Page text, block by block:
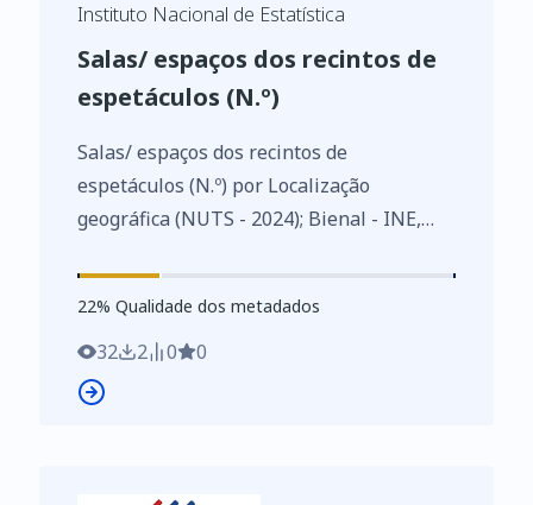
Instituto Nacional de Estatística
Salas/ espaços dos recintos de
espetáculos (N.º)
Salas/ espaços dos recintos de
espetáculos (N.º) por Localização
geográfica (NUTS - 2024); Bienal - INE,
https://www.ine.pt/xurl/indx/0013228/PT
22%
22% Qualidade dos metadados
32 2 0 0